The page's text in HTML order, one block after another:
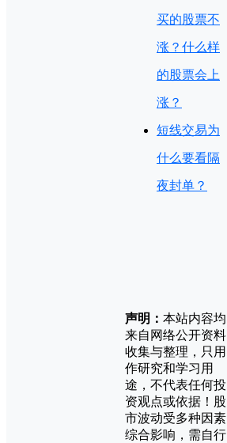
买的股票不
涨？什么样
的股票会上
涨？
短线交易为
什么要看隔
夜封单？
声明： 本站内容均
来自网络公开资料
收集与整理，只用
作研究和学习用
途，不代表任何投
资观点或依据！股
市波动受多种因素
综合影响，需自行